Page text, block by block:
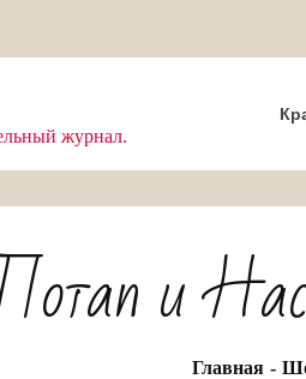
журнал.
и
Главная